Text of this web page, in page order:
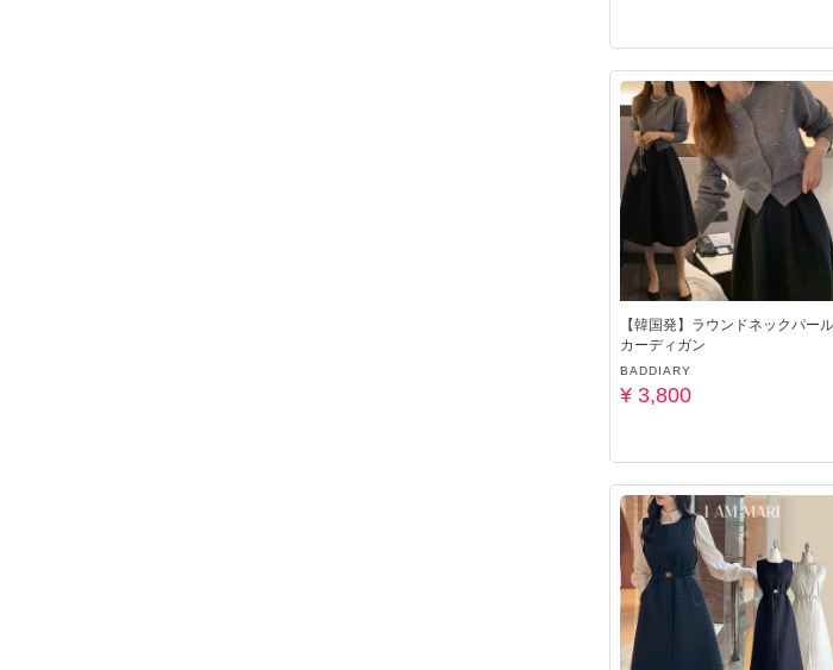
【韓国発】ラウンドネックパール
カーディガン
BADDIARY
¥ 3,800